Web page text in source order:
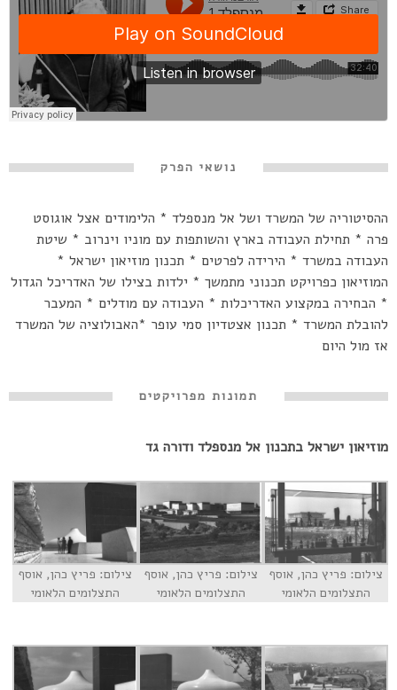
נושאי הפרק
ההסיטוריה של המשרד ושל אל מנספלד * הלימודים אצל אוגוסט
פרה * תחילת העבודה בארץ והשותפות עם מוניו וינרוב * שיטת
העבודה במשרד * הירידה לפרטים * תכנון מוזיאון ישראל *
המוזיאון כפרויקט תכנוני מתמשך * ילדות בצילו של האדריכל הגדול
* הבחירה במקצוע האדריכלות * העבודה עם מודלים * המעבר
להובלת המשרד * תכנון אצטדיון סמי עופר *האבולוציה של המשרד
אז מול היום
תמונות מפרויקטים
מוזיאון ישראל בתכנון אל מנספלד ודורה גד
צילום: פריץ כהן, אוסף
התצלומים הלאומי
צילום: פריץ כהן, אוסף
התצלומים הלאומי
צילום: פריץ כהן, אוסף
התצלומים הלאומי